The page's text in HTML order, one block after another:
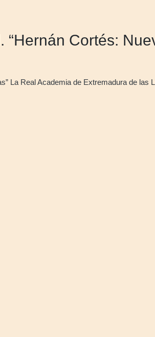
Cortés:
La Real Academia de Extremadura de las